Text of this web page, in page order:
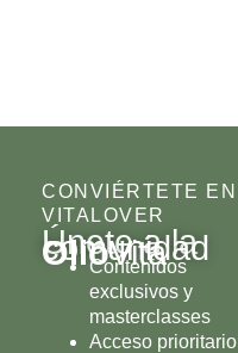
CONVIÉRTETE EN
VITALOVER
Únete a la
comunidad
OlioVita
Contenidos
exclusivos y
masterclasses
Acceso prioritario